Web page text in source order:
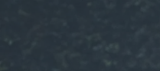
contenido